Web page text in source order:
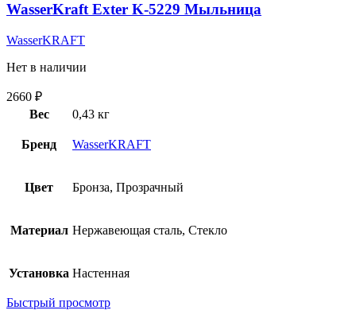
WasserKraft Exter K-5229 Мыльница
WasserKRAFT
Нет в наличии
2660 ₽
Вес
0,43 кг
Бренд WasserKRAFT
Цвет Бронза, Прозрачный
Материал Нержавеющая сталь, Стекло
Установка Настенная
Быстрый просмотр